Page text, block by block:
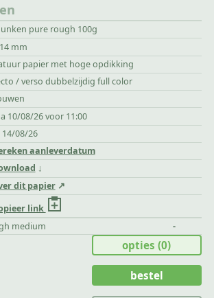
pure rough 100g
mm
papier met hoge opdikking
/ verso dubbelzijdig full color
10/08/26 voor 11:00
14/08/26
aanleverdatum
dit papier
link
medium -
opties(0)
bestel